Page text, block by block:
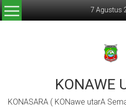
Lompat
ke
7 Agustus
KONAWE
KONASARA ( KONawe utarA